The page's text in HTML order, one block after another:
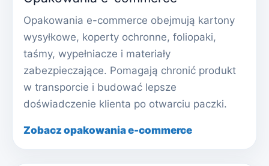
Opakowania e-commerce obejmują kartony
wysyłkowe, koperty ochronne, foliopaki,
taśmy, wypełniacze i materiały
zabezpieczające. Pomagają chronić produkt
w transporcie i budować lepsze
doświadczenie klienta po otwarciu paczki.
Zobacz opakowania e-commerce